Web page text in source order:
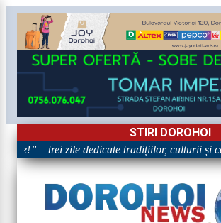
STIRI DOROHOI
– trei zile dedicate tradițiilor, culturii și